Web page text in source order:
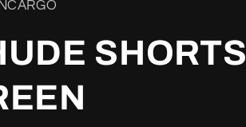
SHORTS